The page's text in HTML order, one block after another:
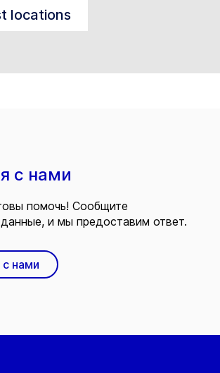
locations
с нами
помочь! Сообщите
и мы предоставим ответ.
нами